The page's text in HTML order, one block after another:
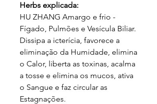
Herbs explicada:
HU ZHANG Amargo e frio -
Fígado, Pulmões e Vesícula Biliar.
Dissipa a icterícia, favorece a
eliminação da Humidade, elimina
o Calor, liberta as toxinas, acalma
a tosse e elimina os mucos, ativa
o Sangue e faz circular as
Estagnações.